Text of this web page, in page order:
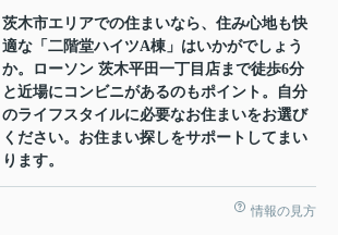
茨木市エリアでの住まいなら、住み心地も快
適な「二階堂ハイツA棟」はいかがでしょう
か。ローソン 茨木平田一丁目店まで徒歩6分
と近場にコンビニがあるのもポイント。自分
のライフスタイルに必要なお住まいをお選び
ください。お住まい探しをサポートしてまい
ります。
情報の見方